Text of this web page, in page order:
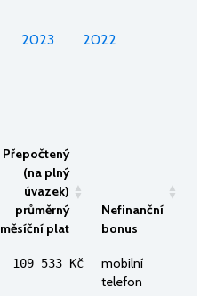
2023 2022
Přepočtený
(na plný
úvazek)
průměrný
měsíční plat
Nefinanční
bonus
109 533 Kč
mobilní
telefon